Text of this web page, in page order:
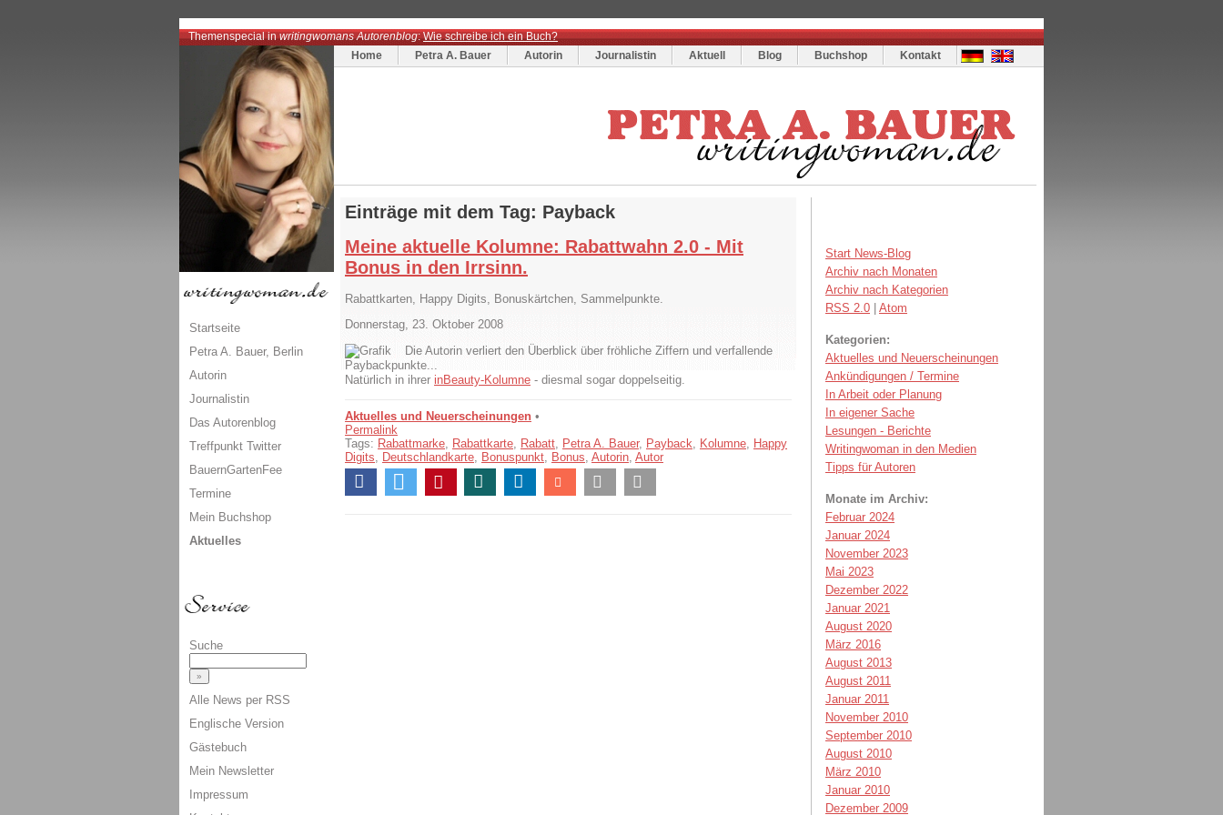
Themenspecial inwritingwomans Autorenblog:Wie schreibe ich ein Buch?
Home
Petra A. Bauer Autorin Journalistin Aktuell Blog Buchshop Kontakt
Einträge mit dem Tag: Payback
Meine aktuelle Kolumne: Rabattwahn 2.0 - Mit
Bonus in den Irrsinn.
Rabattkarten, Happy Digits, Bonuskärtchen, Sammelpunkte.
Donnerstag, 23. Oktober 2008
Die Autorin verliert den Überblick über fröhliche Ziffern und verfallende
Paybackpunkte...
Natürlich in ihrer inBeauty-Kolumne - diesmal sogar doppelseitig.
Aktuelles und Neuerscheinungen •
Permalink
Tags: Rabattmarke Rabattkarte Rabatt Petra A. Bauer, Payback Kolumne
Happy
Digits
Deutschlandkarte Bonuspunkt Bonus Autorin Autor
Start News-Blog
Archiv nach Monaten
Archiv nach Kategorien
RSS 2.0 | Atom
Kategorien:
Aktuelles und Neuerscheinungen
Ankündigungen / Termine
In Arbeit oder Planung
In eigener Sache
Lesungen - Berichte
Writingwoman in den Medien
Tipps für Autoren
Monate im Archiv:
Februar 2024
Januar 2024
November 2023
Mai 2023
Dezember 2022
Januar 2021
August 2020
März 2016
August 2013
August 2011
Januar 2011
November 2010
September 2010
August 2010
März 2010
Januar 2010
Dezember 2009
Startseite
Petra A. Bauer, Berlin
Autorin
Journalistin
Das Autorenblog
Treffpunkt Twitter
BauernGartenFee
Termine
Mein Buchshop
Aktuelles
Suche
Alle News per RSS
Englische Version
Gästebuch
Mein Newsletter
Impressum